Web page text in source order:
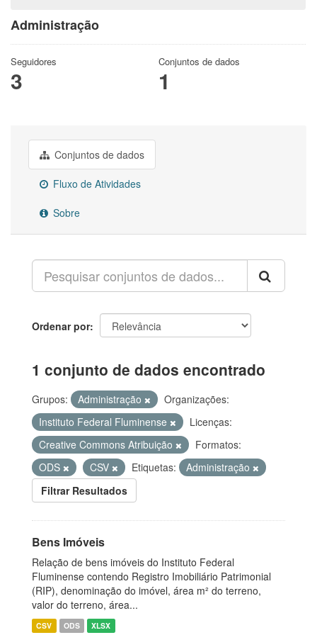
Administração
Seguidores
3
Conjuntos de dados
1
Conjuntos de dados
Fluxo de Atividades
Sobre
Ordenar por
1 conjunto de dados encontrado
Grupos: Administração
Organizações:
Instituto Federal Fluminense
Licenças:
Creative Commons Atribuição
Formatos:
ODS
CSV Etiquetas:
Administração
Filtrar Resultados
Bens Imóveis
Relação de bens imóveis do Instituto Federal
Fluminense contendo Registro Imobiliário Patrimonial
(RIP), denominação do imóvel, área m² do terreno,
valor do terreno, área...
CSV ODS XLSX